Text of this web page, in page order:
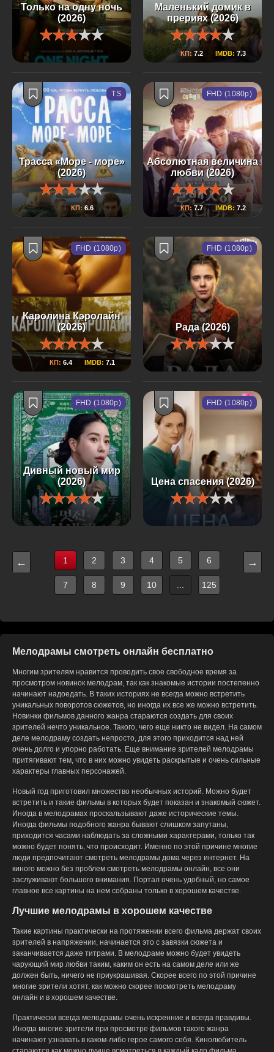
Только на одну ночь
(2026)
Маленький домик в
прериях (2026)
КП: 7.2 IMDB: 7.3
Трасса «Море - море»
(2026)
КП: 6.6
TS
Абсолютная величина
любви (2026)
КП: 7.7 IMDB: 7.2
FHD (1080p)
Каролина Кэролайн
(2026)
КП: 6.4 IMDB: 7.1
FHD (1080p)
Рада (2026)
FHD (1080p)
Дивный новый мир
(2026)
FHD (1080p)
Цена спасения (2026)
FHD (1080p)
← 1 2 3 4 5 6
7 8 9 10 125
→
Мелодрамы смотреть онлайн бесплатно
Многим зрителям нравится проводить свое свободное время за
просмотром новинок мелодрам, так как знакомые истории постепенно
начинают надоедать. В таких историях не всегда можно встретить
уникальных поворотов сюжетов, но иногда их все же можно встретить.
Новинки фильмов данного жанра стараются создать для своих
зрителей нечто уникальное. Такого, чего еще никто не видел. На самом
деле мелодраму создать непросто, для этого приходится над ней
очень долго и упорно работать. Еще внимание зрителей мелодрамы
притягивают тем, что в них можно увидеть раскрытые и очень сильные
характеры главных персонажей.
Новый год приготовил множество необычных историй. Можно будет
встретить и такие фильмы в которых будет показан и знакомый сюжет.
Иногда в мелодрамах проскальзывают даже исторические темы.
Иногда фильмы подобного жанра бывают слишком запутаны,
приходится часами наблюдать за сложными характерами, только так
можно будет понять, что происходит. Именно по этой причине многие
люди предпочитают смотреть мелодрамы дома через интернет. На
киного можно без проблем смотреть мелодрамы онлайн, все они
заслуживают большого внимания. Портал очень удобный, но самое
главное все картины на нем собраны только в хорошем качестве.
Лучшие мелодрамы в хорошем качестве
Такие картины практически на протяжении всего фильма держат своих
зрителей в напряжении, начинается это с завязки сюжета и
заканчивается даже титрами. В мелодраме можно будет увидеть
чарующий мир любви таким, каким он есть на самом деле или же
должен быть, ничего не приукрашивая. Скорее всего по этой причине
многие зрители хотят, как можно скорее посмотреть мелодраму
онлайн и в хорошем качестве.
Практически всегда мелодрамы очень искренние и всегда правдивы.
Иногда многие зрители при просмотре фильмов такого жанра
начинают узнавать в каком-либо герое самого себя. Кинолюбитель